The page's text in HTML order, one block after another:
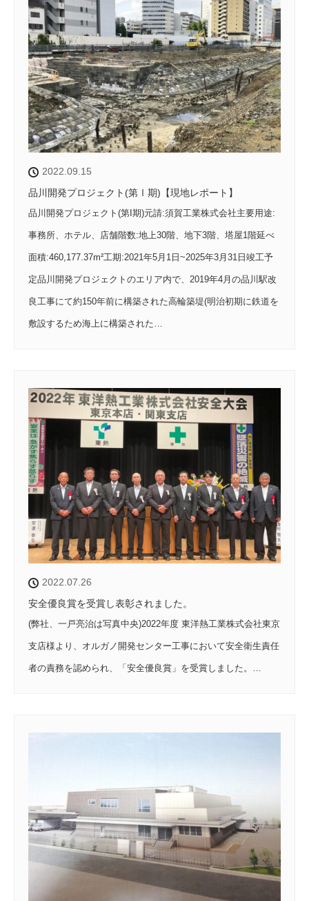
2022.09.15
品川開発プロジェクト(第Ⅰ期)【現地レポート】
品川開発プロジェクト(第I期)元請:須賀工業株式会社主要用途:
事務所、ホテル、店舗階数:地上30階、地下3階、塔屋1階延べ
面積:460,177.37m²工期:2021年5月1日~2025年3月31日竣工予
定品川開発プロジェクトのエリア内で、2019年4月の品川駅改
良工事にて約150年前に構築された高輪築堤(明治初期に鉄道を
敷設するため海上に構築された…
2022.07.26
安全優良賞を受賞し表彰されました。
(弊社、一戸亮治は写真中央)2022年度 東洋熱工業株式会社東京
支店様より、オルガノ開発センター工事において安全衛生責任
者の責務を認められ、「安全優良賞」を受賞しました。…